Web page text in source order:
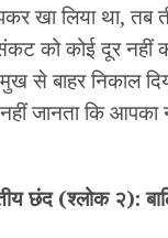
लिया था, तब
को कोई दूर
से बाहर निकाल
जानता कि
छंद (श्लोक २):